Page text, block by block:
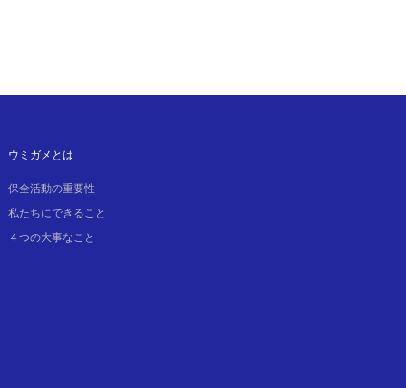
ウミガメとは
保全活動の重要性
私たちにできること
４つの大事なこと